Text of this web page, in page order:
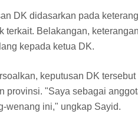
DK didasarkan pada
terkait. Belakangan,
kepada ketua DK.
keputusan DK
provinsi. "Saya sebagai
wenang ini," ungkap Sayid.